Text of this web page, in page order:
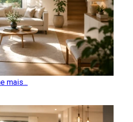
mais...